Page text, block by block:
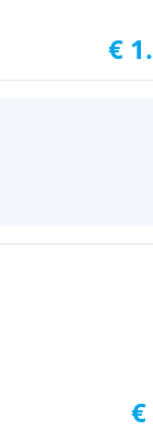
€
€